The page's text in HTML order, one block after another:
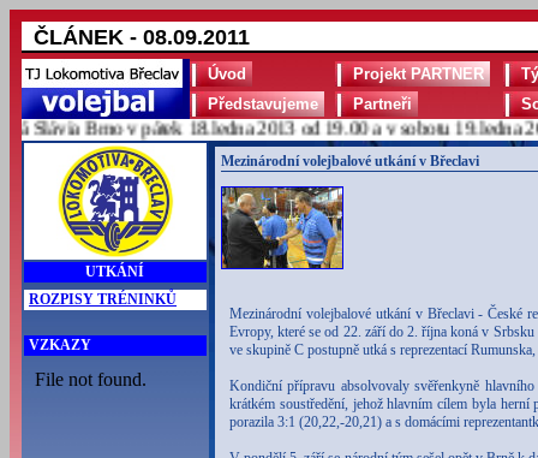
ČLÁNEK - 08.09.2011
Úvod Projekt PARTNER
Představujeme
Partneři
Brno v pátek 18.ledna 2013 od 19.00 a v sobotu 19.ledna
UTKÁNÍ
ROZPISY TRÉNINKŮ
VZKAZY
Mezinárodní volejbalové utkání v Břeclavi
Mezinárodní volejbalové utkání v Břeclavi - České
Evropy, které se od 22. září do 2. října koná v
ve skupině C postupně utká s reprezentací
Kondiční přípravu absolvovaly svěřenkyně
krátkém soustředění, jehož hlavním cílem byla
porazila 3:1 (20,22,-20,21) a s domácími